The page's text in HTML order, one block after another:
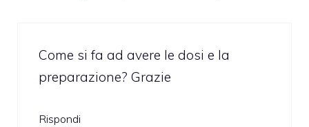
Come si fa ad avere le dosi e la
preparazione? Grazie
Rispondi